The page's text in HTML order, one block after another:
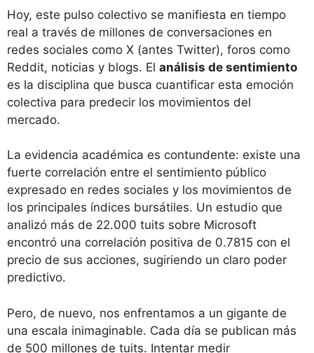
Hoy, este pulso colectivo se manifiesta en tiempo
real a través de millones de conversaciones en
redes sociales como X (antes Twitter), foros como
Reddit, noticias y blogs. El análisis de sentimiento
es la disciplina que busca cuantificar esta emoción
colectiva para predecir los movimientos del
mercado.
La evidencia académica es contundente: existe una
fuerte correlación entre el sentimiento público
expresado en redes sociales y los movimientos de
los principales índices bursátiles. Un estudio que
analizó más de 22.000 tuits sobre Microsoft
encontró una correlación positiva de 0.7815 con el
precio de sus acciones, sugiriendo un claro poder
predictivo.
Pero, de nuevo, nos enfrentamos a un gigante de
una escala inimaginable. Cada día se publican más
de 500 millones de tuits. Intentar medir